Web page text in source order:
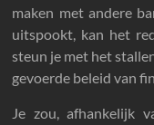
maken met andere
uitspookt, kan het
steun je met het
gevoerde beleid van
Je zou, afhankelijk